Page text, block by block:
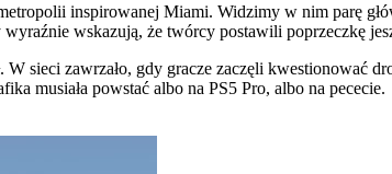
inspirowanej Miami. Widzimy w nim parę
wskazują, że twórcy postawili poprzeczkę
sieci zawrzało, gdy gracze zaczęli kwestionować
musiała powstać albo na PS5 Pro, albo na pececie.